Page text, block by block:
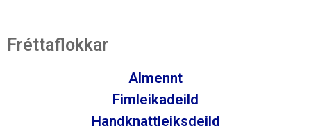
Fréttaflokkar
Almennt
Fimleikadeild
Handknattleiksdeild